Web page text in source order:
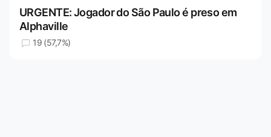
URGENTE: Jogador do São Paulo é preso em
Alphaville
19 (57,7%)